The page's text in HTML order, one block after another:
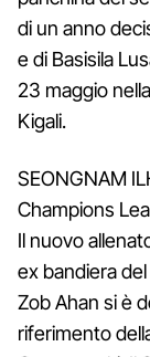
di un anno
e di Basisila
23 maggio
Kigali.
SEONGNAM
Champions
Il nuovo
ex bandiera del
Zob Ahan si è
riferimento